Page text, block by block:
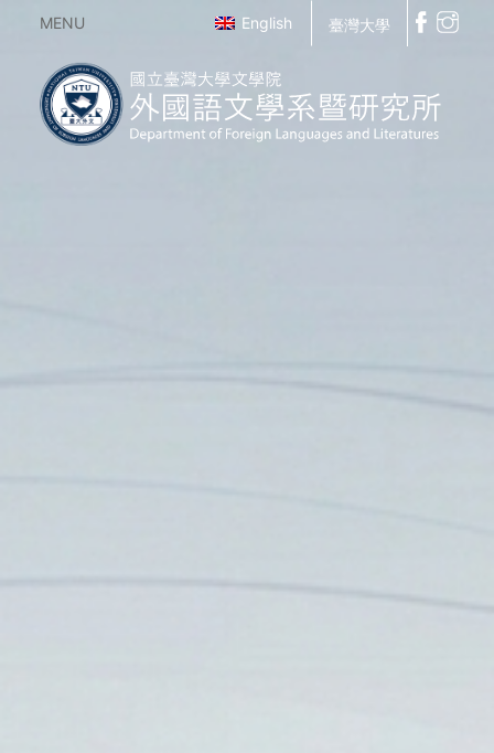
MENU English 臺灣大學